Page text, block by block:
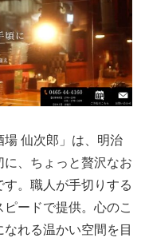
仙次郎」は、明治
、ちょっと贅沢なお
。職人が手切りする
ピードで提供。心のこ
れる温かい空間を目